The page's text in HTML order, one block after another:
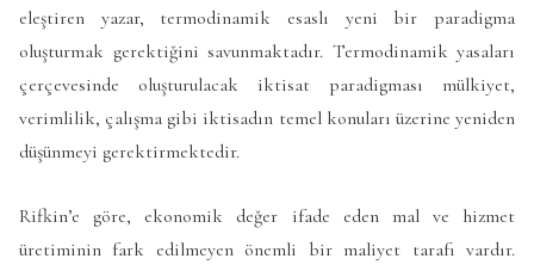
eleştiren yazar, termodinamik esaslı yeni bir paradigma
oluşturmak gerektiğini savunmaktadır. Termodinamik yasaları
çerçevesinde oluşturulacak iktisat paradigması mülkiyet,
verimlilik, çalışma gibi iktisadın temel konuları üzerine yeniden
düşünmeyi gerektirmektedir.
Rifkin’e göre, ekonomik değer ifade eden mal ve hizmet
üretiminin fark edilmeyen önemli bir maliyet tarafı vardır.